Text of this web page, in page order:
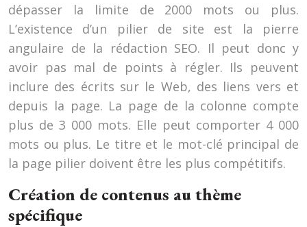
dépasser la limite de 2000 mots ou plus.
L’existence d’un pilier de site est la pierre
angulaire de la rédaction SEO. Il peut donc y
avoir pas mal de points à régler. Ils peuvent
inclure des écrits sur le Web, des liens vers et
depuis la page. La page de la colonne compte
plus de 3 000 mots. Elle peut comporter 4 000
mots ou plus. Le titre et le mot-clé principal de
la page pilier doivent être les plus compétitifs.
Création de contenus au thème
spécifique